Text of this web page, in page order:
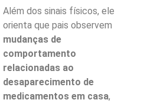
Além dos sinais físicos, ele
orienta que pais observem
mudanças de
comportamento
relacionadas ao
desaparecimento de
medicamentos em casa,